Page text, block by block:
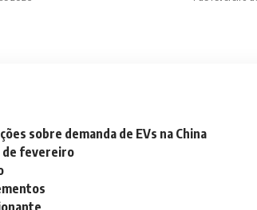
sobre demanda de EVs na China
de fevereiro